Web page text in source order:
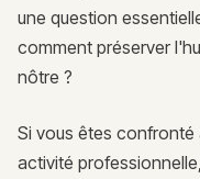
une question
comment préserver
nôtre ?
Si vous êtes confronté
activité